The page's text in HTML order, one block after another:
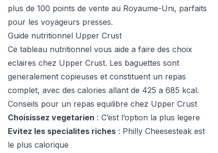
plus de 100 points de vente au Royaume-Uni, parfaits
pour les voyageurs presses.
Guide nutritionnel Upper Crust
Ce tableau nutritionnel vous aide a faire des choix
eclaires chez Upper Crust. Les baguettes sont
generalement copieuses et constituent un repas
complet, avec des calories allant de 425 a 685 kcal.
Conseils pour un repas equilibre chez Upper Crust
Choisissez vegetarien : C’est l’option la plus legere
Evitez les specialites riches : Philly Cheesesteak est
le plus calorique